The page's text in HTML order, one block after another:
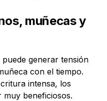
muñecas y
generar tensión
con el tiempo.
intensa, los
muy beneficiosos.